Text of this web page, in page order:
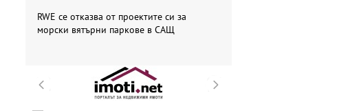
RWE се отказва от проектите си за
морски вятърни паркове в САЩ